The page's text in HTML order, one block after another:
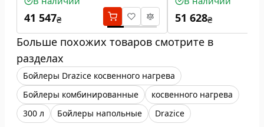
41 547₴ 51 628₴
Больше похожих товаров смотрите в
разделах
Бойлеры Drazice косвенного нагрева
Бойлеры комбинированные
косвенного нагрева
300 л
Бойлеры напольные Drazice